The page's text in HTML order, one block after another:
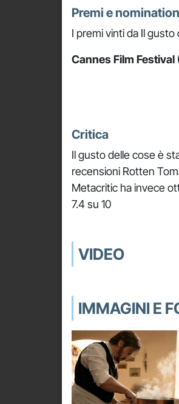
Premi e nomination
I premi vinti da Il
Cannes Film Festival
Critica
Il gusto delle cose è
recensioni Rotten
Metacritic ha invece
7.4 su 10
VIDEO
IMMAGINI E